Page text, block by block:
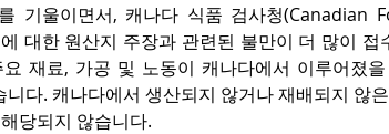
기울이면서, 캐나다 식품 검사청(Canadian
대한 원산지 주장과 관련된 불만이 더 많이 접
재료, 가공 및 노동이 캐나다에서 이루어졌
다. 캐나다에서 생산되지 않거나 재배되지 않
당되지 않습니다.